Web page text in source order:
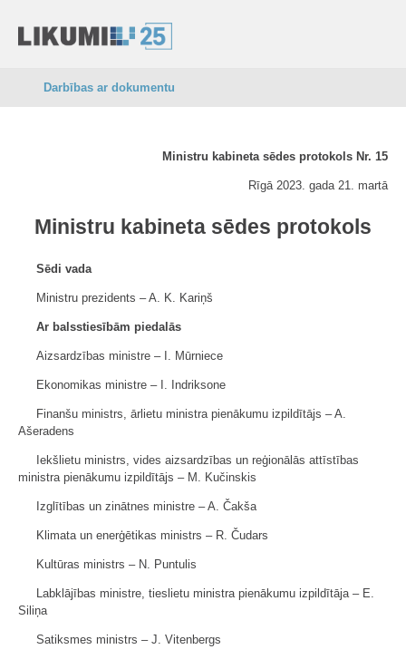
Darbības ar dokumentu
Ministru kabineta sēdes protokols Nr. 15
Rīgā 2023. gada 21. martā
Ministru kabineta sēdes protokols
Sēdi vada
Ministru prezidents ‒ A. K. Kariņš
Ar balsstiesībām piedalās
Aizsardzības ministre ‒ I. Mūrniece
Ekonomikas ministre ‒ I. Indriksone
Finanšu ministrs, ārlietu ministra pienākumu izpildītājs ‒ A.
Ašeradens
Iekšlietu ministrs, vides aizsardzības un reģionālās attīstības
ministra pienākumu izpildītājs ‒ M. Kučinskis
Izglītības un zinātnes ministre ‒ A. Čakša
Klimata un enerģētikas ministrs ‒ R. Čudars
Kultūras ministrs ‒ N. Puntulis
Labklājības ministre, tieslietu ministra pienākumu izpildītāja ‒ E.
Siliņa
Satiksmes ministrs ‒ J. Vitenbergs